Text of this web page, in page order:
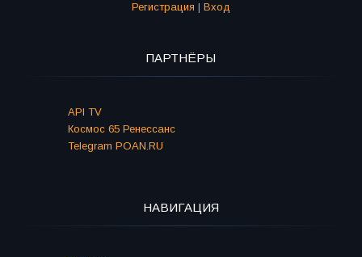
Регистрация | Вход
ПАРТНЁРЫ
API TV
Космос 65 Ренессанс
Telegram POAN.RU
НАВИГАЦИЯ